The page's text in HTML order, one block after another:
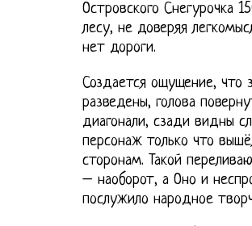
Островского Снегурочка
лесу, не доверяя
нет дороги.
Создается ощущение, что
разведены, голова
диагонали, сзади видны
персонаж только что
сторонам. Такой
– наоборот, а Оно и
послужило народное